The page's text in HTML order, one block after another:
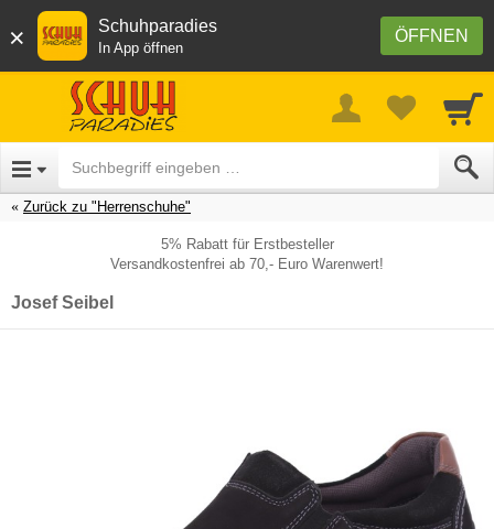
× ÖFFNEN
Schuhparadies
In App öffnen
Zurück zu "Herrenschuhe"
5% Rabatt für Erstbesteller
Versandkostenfrei ab 70,- Euro Warenwert!
Josef Seibel